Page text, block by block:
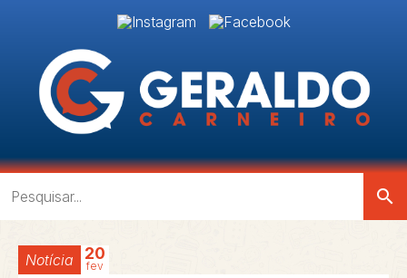
search
Notícia 20
fev